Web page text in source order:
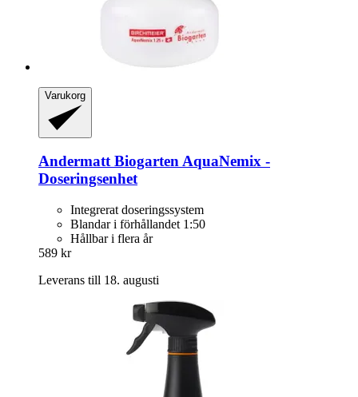
Varukorg
Andermatt BiogartenAquaNemix -​
Doseringsenhet
Integrerat doseringssystem
Blandar i förhållandet 1:50
Hållbar i flera år
589 kr
Leverans till 18. augusti